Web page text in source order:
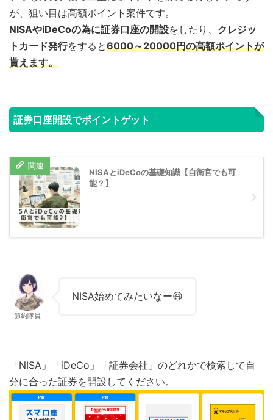
が、狙い目は高額ポイント案件です。
NISAやiDeCoの為に証券口座の開設をしたり、 クレジッ
トカード発行をすると6000～20000円の高額ポイントが
貰えます。
証券口座開設でポイントゲット
NISAとiDeCoの基礎知識【自衛官でも可
能？】
節約隊員
NISA始めてみたいなー😆
「NISA」「iDeCo」「証券会社」のどれかで検索して自
分に合った証券を開設してください。